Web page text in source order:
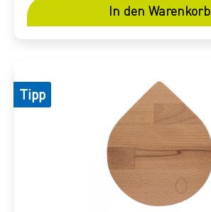
In den Warenkorb
Tipp